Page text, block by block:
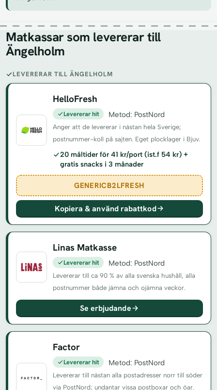
Matkassar som levererar till
Ängelholm
LEVERERAR TILL ÄNGELHOLM
HelloFresh
Levererar hit Metod: PostNord
Anger att de levererar i nästan hela Sverige;
postnummer-koll på sajten. Eget plocklager i Bjuv.
20 måltider för 41 kr/port (ist.f 54 kr) +
gratis snacks i 3 månader
GENERICB2LFRESH
Kopiera & använd rabattkod
Linas Matkasse
Levererar hit Metod: PostNord
Levererar till ca 90 % av alla svenska hushåll, alla
postnummer både jämna och ojämna veckor.
Se erbjudande
Factor
Levererar hit Metod: PostNord
Levererar till nästan alla postadresser norr till söder
via PostNord; undantar vissa postboxar och öar.